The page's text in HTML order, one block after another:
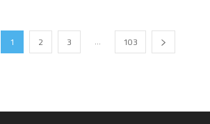
1 2 3 ... 103